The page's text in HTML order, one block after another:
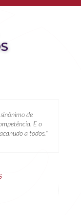
de
E o
a todos."